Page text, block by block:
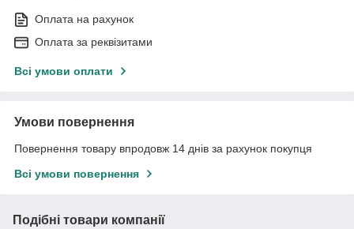
Оплата на рахунок
Оплата за реквізитами
Всі умови оплати
Умови повернення
Повернення товару впродовж 14 днів за рахунок покупця
Всі умови повернення
Подібні товари компанії